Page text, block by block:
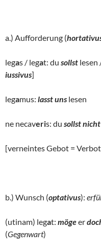
a.) Aufforderung (
legas / legat: du sollst lesen
iussivus]
legamus: lasst uns lesen
ne necaveris: du sollst nicht
[verneintes Gebot =
b.) Wunsch (optativus):
(utinam) legat: mögeer
(Gegenwart)